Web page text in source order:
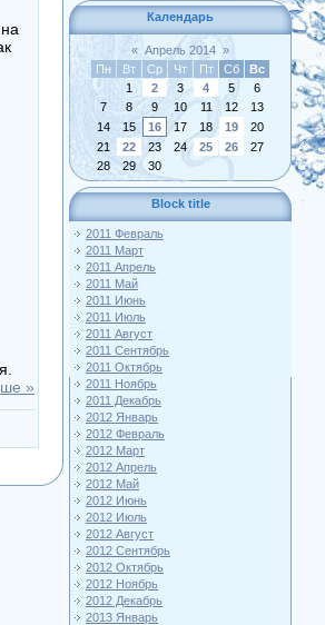
»
Календарь
« Апрель 2014 »
Пн
Вт Ср Чт Пт Сб
Вс
1
2 3 4 5
6
7
8 9 10 11 12
13
14
15 16 17 18 19
20
21
22 23 24 25 26
27
28
29 30
Block title
2011 Февраль
2011 Март
2011 Апрель
2011 Май
2011 Июнь
2011 Июль
2011 Август
2011 Сентябрь
2011 Октябрь
2011 Ноябрь
2011 Декабрь
2012 Январь
2012 Февраль
2012 Март
2012 Апрель
2012 Май
2012 Июнь
2012 Июль
2012 Август
2012 Сентябрь
2012 Октябрь
2012 Ноябрь
2012 Декабрь
2013 Январь